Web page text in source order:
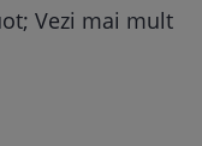
Vezi mai mult